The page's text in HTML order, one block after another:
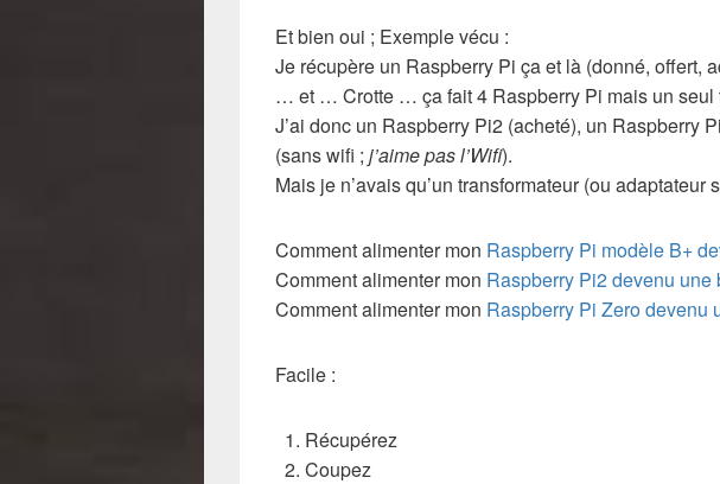
Et bien oui ; Exemple vécu :
Je récupère un Raspberry Pi ça et là (donné, offert,
… et … Crotte … ça fait 4 Raspberry Pi mais un seul
J’ai donc un Raspberry Pi2 (acheté), un Raspberry
(sans wifi ; j’aime pas l’Wifi).
Mais je n’avais qu’un transformateur (ou
Comment alimenter mon Raspberry Pi modèle B+
Comment alimenter mon Raspberry Pi2 devenu une
Comment alimenter mon Raspberry Pi Zero devenu
Facile :
Récupérez
Coupez